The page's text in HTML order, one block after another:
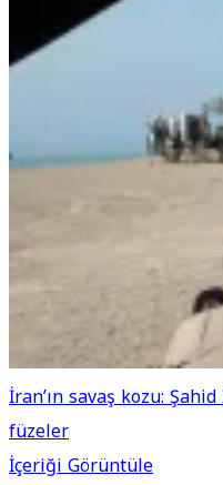
İran’ın savaş kozu:
füzeler
İçeriği Görüntüle